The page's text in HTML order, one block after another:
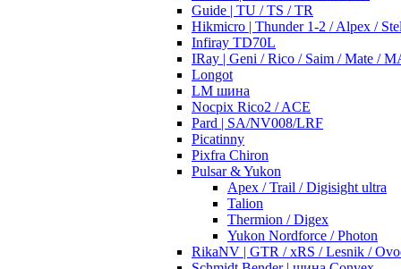
Guide | TU / TS / TR
Hikmicro | Thunder 1-2 / Alpex /
Infiray TD70L
IRay | Geni / Rico / Saim / Mate /
Longot
LM шина
Nocpix Rico2 / ACE
Pard | SA/NV008/LRF
Picatinny
Pixfra Chiron
Pulsar & Yukon
Apex / Trail / Digisight ultra
Talion
Thermion / Digex
Yukon Nordforce / Photon
RikaNV | GTR / xRS / Lesnik /